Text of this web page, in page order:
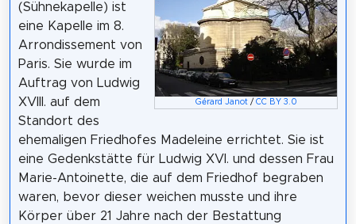
Gérard Janot/ CC BY 3.0
(Sühnekapelle) ist
eine Kapelle im 8.
Arrondissement von
Paris. Sie wurde im
Auftrag von Ludwig
XVIII. auf dem
Standort des
ehemaligen Friedhofes Madeleine errichtet. Sie ist
eine Gedenkstätte für Ludwig XVI. und dessen Frau
Marie-Antoinette, die auf dem Friedhof begraben
waren, bevor dieser weichen musste und ihre
Körper über 21 Jahre nach der Bestattung